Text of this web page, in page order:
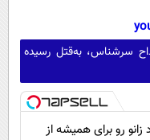
سرشناس، به‌قتل رسیده
زانو رو برای همیشه از